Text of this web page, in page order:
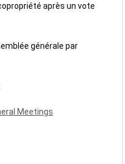
après un vote
générale par
Meetings